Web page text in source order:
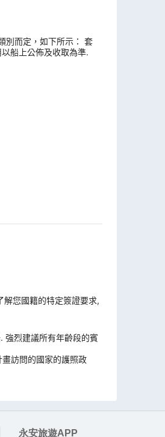
別而定，如下所示： 套
船上公佈及收取為準.
您國籍的特定簽證要求,
強烈建議所有年齡段的賓
訪問的國家的護照政
永安旅遊APP